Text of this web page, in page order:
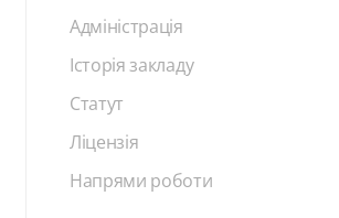
Адміністрація
Історія закладу
Статут
Ліцензія
Напрями роботи